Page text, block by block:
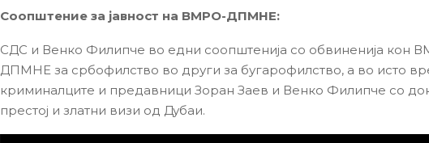
Соопштение за јавност на ВМРО-ДПМНЕ:
СДС и Венко Филипче во едни соопштенија со обвиненија кон
ДПМНЕ за србофилство во други за бугарофилство, а во исто
криминалците и предавници Зоран Заев и Венко Филипче со
престој и златни визи од Дубаи.